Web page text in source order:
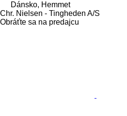
Dánsko, Hemmet
Chr. Nielsen - Tingheden A/S
Obráťte sa na predajcu